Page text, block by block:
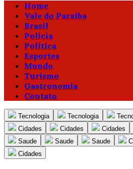
Home
Vale do Paraíba
Brasil
Polícia
Política
Esportes
Mundo
Turismo
Gastronomia
Contato
Tecnologia Tecnologia
Cidades
Cidades Cidades
Saude
Saude Saude
Cidades